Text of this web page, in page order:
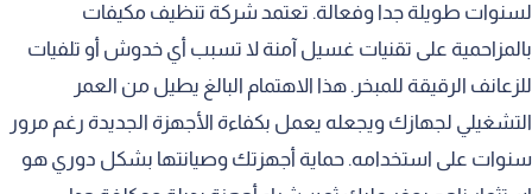
لسنوات طويلة جدا وفعالة. تعتمد شركة تنظيف مكيفات
بالمزاحمية على تقنيات غسيل آمنة لا تسبب أي خدوش أو تلفيات
للزعانف الرقيقة للمبخر. هذا الاهتمام البالغ يطيل من العمر
التشغيلي لجهازك ويجعله يعمل بكفاءة الأجهزة الجديدة رغم مرور
سنوات على استخدامه. حماية أجهزتك وصيانتها بشكل دوري هو